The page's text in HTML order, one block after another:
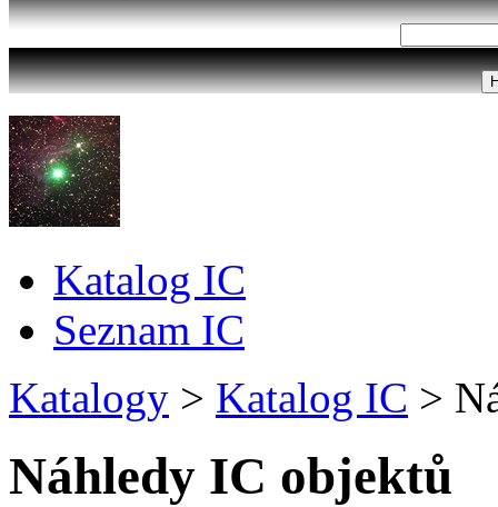
Katalog IC
Seznam IC
Katalogy > Katalog IC >
Náhledy IC objektů